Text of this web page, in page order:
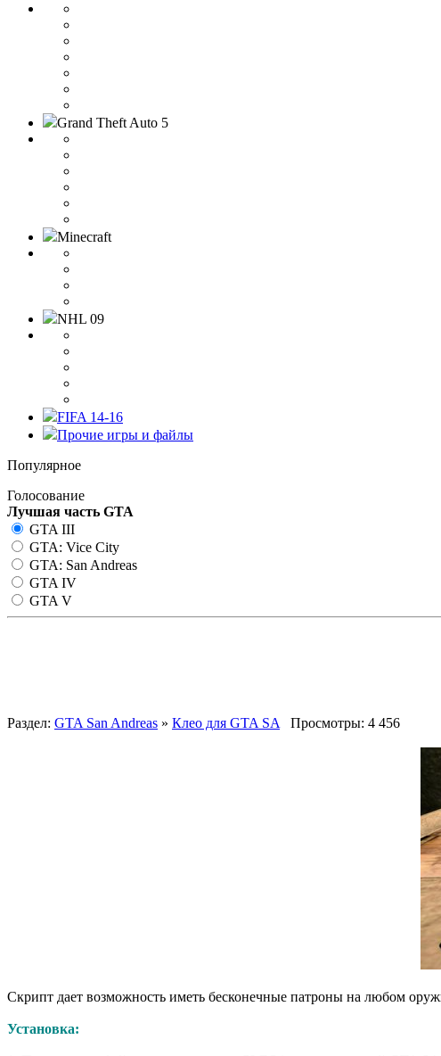
Grand Theft Auto 5
Minecraft
NHL 09
FIFA 14-16
Прочие игры и файлы
Популярное
Голосование
Лучшая часть GTA
GTA III
GTA: Vice City
GTA: San Andreas
GTA IV
GTA V
Раздел: GTA San Andreas » Клео для GTA SA Просмотры: 4 456
Скрипт дает возможность иметь бесконечные патроны на любом
Установка: